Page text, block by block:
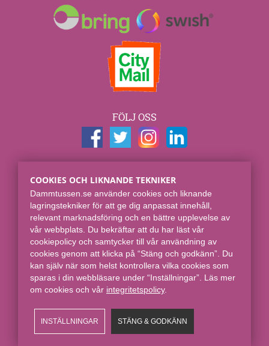
FÖLJ OSS
Spjut E-commerce Group AB
Skaraborgsgatan 7
118 46 Stockholm
Online sedan 2008.
COOKIES OCH LIKNANDE TEKNIKER
Dammtussen.se använder cookies och liknande
lagringstekniker för att ge dig anpassat innehåll,
relevant marknadsföring och en bättre upplevelse av
vår webbplats. Du bekräftar att du har läst vår
cookiepolicy och samtycker till vår användning av
cookies genom att klicka på “Stäng och godkänn”. Du
kan själv när som helst kontrollera vilka cookies som
sparas i din webbläsare under “Inställningar”. Läs mer
om cookies och vår integritetspolicy​.
INSTÄLLNINGAR STÄNG & GODKÄNN